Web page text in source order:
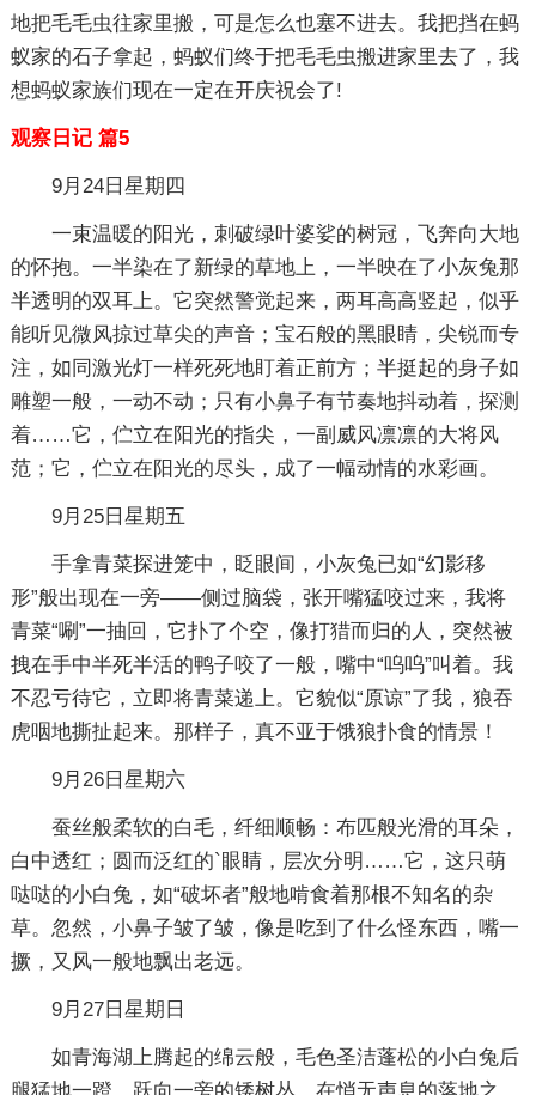
地把毛毛虫往家里搬，可是怎么也塞不进去。我把挡在蚂
蚁家的石子拿起，蚂蚁们终于把毛毛虫搬进家里去了，我
想蚂蚁家族们现在一定在开庆祝会了!
观察日记 篇5
9月24日星期四
一束温暖的阳光，刺破绿叶婆娑的树冠，飞奔向大地
的怀抱。一半染在了新绿的草地上，一半映在了小灰兔那
半透明的双耳上。它突然警觉起来，两耳高高竖起，似乎
能听见微风掠过草尖的声音；宝石般的黑眼睛，尖锐而专
注，如同激光灯一样死死地盯着正前方；半挺起的身子如
雕塑一般，一动不动；只有小鼻子有节奏地抖动着，探测
着……它，伫立在阳光的指尖，一副威风凛凛的大将风
范；它，伫立在阳光的尽头，成了一幅动情的水彩画。
9月25日星期五
手拿青菜探进笼中，眨眼间，小灰兔已如“幻影移
形”般出现在一旁——侧过脑袋，张开嘴猛咬过来，我将
青菜“唰”一抽回，它扑了个空，像打猎而归的人，突然被
拽在手中半死半活的鸭子咬了一般，嘴中“呜呜”叫着。我
不忍亏待它，立即将青菜递上。它貌似“原谅”了我，狼吞
虎咽地撕扯起来。那样子，真不亚于饿狼扑食的情景！
9月26日星期六
蚕丝般柔软的白毛，纤细顺畅：布匹般光滑的耳朵，
白中透红；圆而泛红的`眼睛，层次分明……它，这只萌
哒哒的小白兔，如“破坏者”般地啃食着那根不知名的杂
草。忽然，小鼻子皱了皱，像是吃到了什么怪东西，嘴一
撅，又风一般地飘出老远。
9月27日星期日
如青海湖上腾起的绵云般，毛色圣洁蓬松的小白兔后